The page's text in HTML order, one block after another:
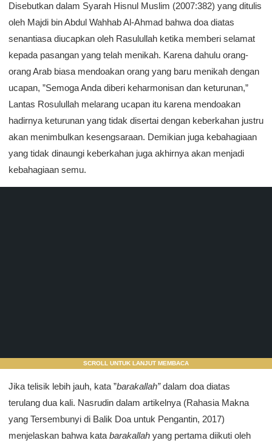
Disebutkan dalam Syarah Hisnul Muslim (2007:382) yang ditulis
oleh Majdi bin Abdul Wahhab Al-Ahmad bahwa doa diatas
senantiasa diucapkan oleh Rasulullah ketika memberi selamat
kepada pasangan yang telah menikah. Karena dahulu orang-
orang Arab biasa mendoakan orang yang baru menikah dengan
ucapan, ”Semoga Anda diberi keharmonisan dan keturunan,”
Lantas Rosulullah melarang ucapan itu karena mendoakan
hadirnya keturunan yang tidak disertai dengan keberkahan justru
akan menimbulkan kesengsaraan. Demikian juga kebahagiaan
yang tidak dinaungi keberkahan juga akhirnya akan menjadi
kebahagiaan semu.
SCROLL UNTUK LANJUT MEMBACA
Jika telisik lebih jauh, kata ”barakallah”dalam doa diatas
terulang dua kali. Nasrudin dalam artikelnya (Rahasia Makna
yang Tersembunyi di Balik Doa untuk Pengantin, 2017)
menjelaskan bahwa kata barakallah yang pertama diikuti oleh